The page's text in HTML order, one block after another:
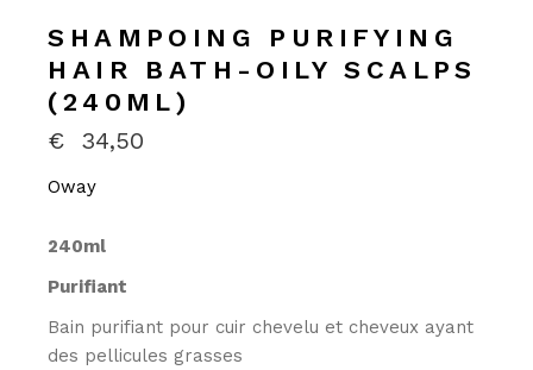
SHAMPOING PURIFYING
HAIR BATH-OILY SCALPS
(240ML)
€ 34,50
Oway
240ml
Purifiant
Bain purifiant pour cuir chevelu et cheveux ayant
des pellicules grasses